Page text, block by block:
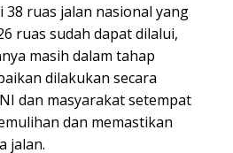
38 ruas jalan nasional yang
ruas sudah dapat dilalui,
masih dalam tahap
dilakukan secara
dan masyarakat setempat
dan memastikan
jalan.